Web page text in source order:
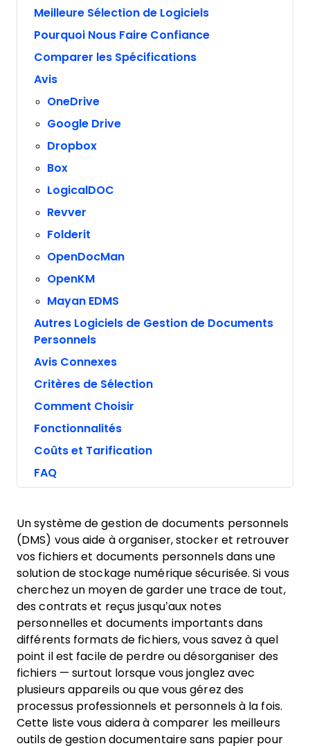
Meilleure Sélection de Logiciels
Pourquoi Nous Faire Confiance
Comparer les Spécifications
Avis
OneDrive
Google Drive
Dropbox
Box
LogicalDOC
Revver
Folderit
OpenDocMan
OpenKM
Mayan EDMS
Autres Logiciels de Gestion de Documents
Personnels
Avis Connexes
Critères de Sélection
Comment Choisir
Fonctionnalités
Coûts et Tarification
FAQ
Un système de gestion de documents personnels
(DMS) vous aide à organiser, stocker et retrouver
vos fichiers et documents personnels dans une
solution de stockage numérique sécurisée. Si vous
cherchez un moyen de garder une trace de tout,
des contrats et reçus jusqu’aux notes
personnelles et documents importants dans
différents formats de fichiers, vous savez à quel
point il est facile de perdre ou désorganiser des
fichiers — surtout lorsque vous jonglez avec
plusieurs appareils ou que vous gérez des
processus professionnels et personnels à la fois.
Cette liste vous aidera à comparer les meilleurs
outils de gestion documentaire sans papier pour